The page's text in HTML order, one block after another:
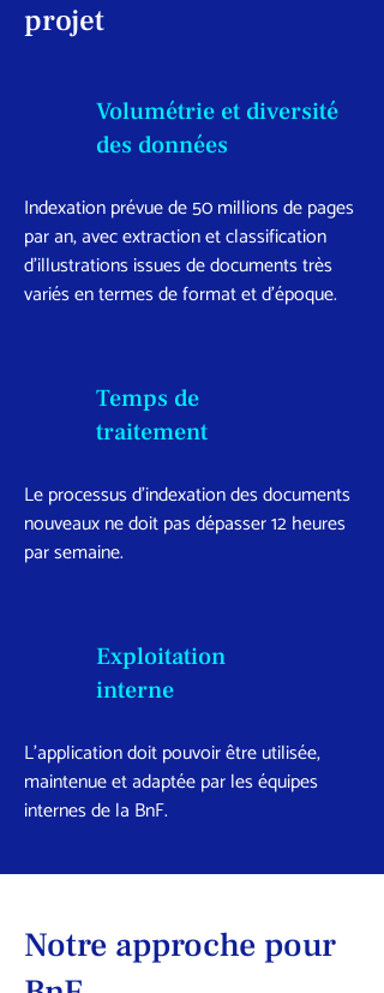
projet
Volumétrie et diversité
des données
Indexation prévue de 50 millions de pages
par an, avec extraction et classification
d’illustrations issues de documents très
variés en termes de format et d’époque.
Temps de
traitement
Le processus d’indexation des documents
nouveaux ne doit pas dépasser 12 heures
par semaine.
Exploitation
interne
L’application doit pouvoir être utilisée,
maintenue et adaptée par les équipes
internes de la BnF.
Notre approche pour